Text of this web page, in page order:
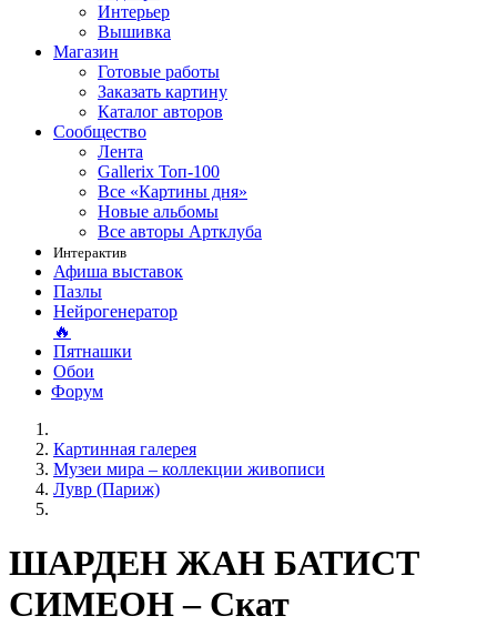
Интерьер
Вышивка
Магазин
Готовые работы
Заказать картину
Каталог авторов
Сообщество
Лента
Gallerix Топ-100
Все «Картины дня»
Новые альбомы
Все авторы Артклуба
Интерактив
Афиша выставок
Пазлы
Нейрогенератор
🔥
Пятнашки
Обои
Форум
Картинная галерея
Музеи мира – коллекции живописи
Лувр (Париж)
ШАРДЕН ЖАН БАТИСТ
СИМЕОН – Скат